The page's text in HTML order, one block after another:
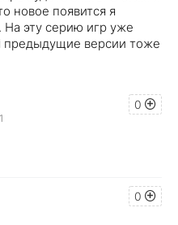
новое появится я
На эту серию игр уже
предыдущие версии тоже
0
0